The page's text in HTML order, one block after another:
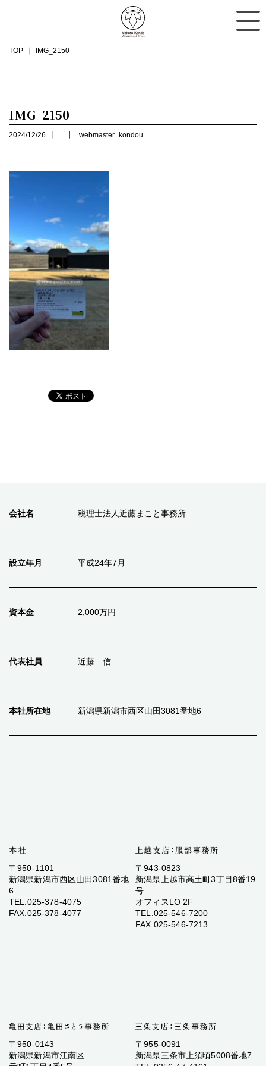
TOP IMG_2150
IMG_2150
2024/12/26 webmaster_kondou
会社名 税理士法人近藤まこと事務所
設立年月 平成24年7月
資本金 2,000万円
代表社員 近藤 信
本社所在地 新潟県新潟市西区山田3081番地6
〒950-1101
新潟県新潟市西区山田3081番地
6
TEL.025-378-4075
FAX.025-378-4077
〒943-0823
新潟県上越市高土町3丁目8番19
号
オフィスLO 2F
TEL.025-546-7200
FAX.025-546-7213
〒950-0143
新潟県新潟市江南区
〒955-0091
新潟県三条市上須頃5008番地7